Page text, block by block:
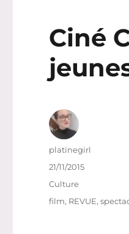
Ciné
Auteur
platinegirl
Publié
21/11/2015
Catégories
Culture
Étiquettes
film, REVUE,